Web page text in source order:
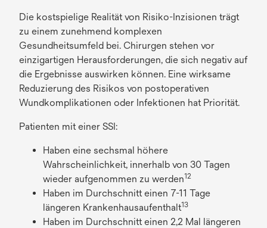
Die kostspielige Realität von Risiko-Inzisionen trägt
zu einem zunehmend komplexen
Gesundheitsumfeld bei. Chirurgen stehen vor
einzigartigen Herausforderungen, die sich negativ auf
die Ergebnisse auswirken können. Eine wirksame
Reduzierung des Risikos von postoperativen
Wundkomplikationen oder Infektionen hat Priorität.
Patienten mit einer SSI:
Haben eine sechsmal höhere
Wahrscheinlichkeit, innerhalb von 30 Tagen
wieder aufgenommen zu werden12
Haben im Durchschnitt einen 7-11 Tage
längeren Krankenhausaufenthalt13
Haben im Durchschnitt einen 2,2 Mal längeren